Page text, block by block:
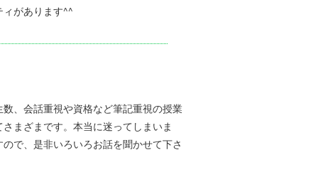
があります^^
、会話重視や資格など筆記重視の授業
まざまです。本当に迷ってしまいま
で、是非いろいろお話を聞かせて下さ